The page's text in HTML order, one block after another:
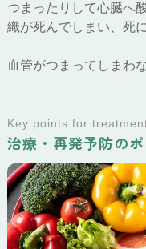
つまったりして心臓へ
織が死んでしまい、死
血管がつまってしまわ
Key points for
治療・再発予防の